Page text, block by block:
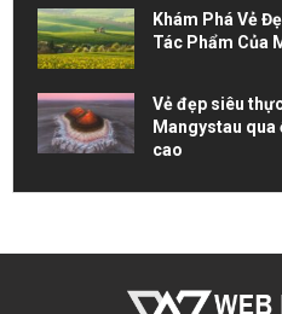
Khám Phá Vẻ
Tác Phẩm Của
Vẻ đẹp siêu
Mangystau qua
cao